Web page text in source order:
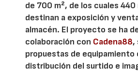
de 700 m², de los cuales 440
destinan a exposición y
almacén. El proyecto se ha
colaboración con Cadena88,
propuestas de equipamiento
distribución del surtido e